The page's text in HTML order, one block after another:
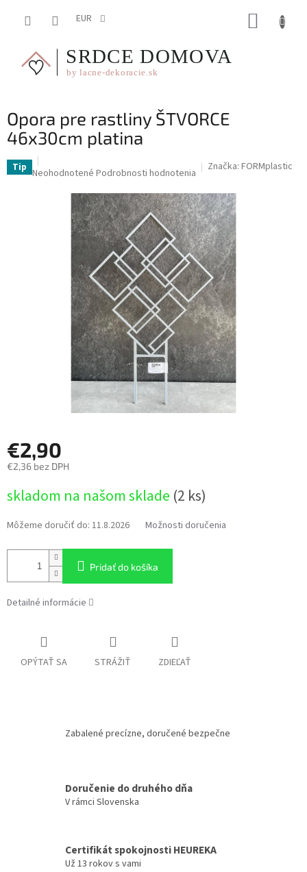
EUR
Opora pre rastliny ŠTVORCE
46x30cm platina
Tip Priemerné
hviezdičiek.
Neohodnotené Podrobnosti hodnotenia Značka: FORMplastic
€2,90
€2,36 bez DPH
cena:
skladom na našom sklade (2 ks)
Môžeme doručiť do: 11.8.2026 Možnosti doručenia
Pridať do košíka
Detailné informácie
OPÝTAŤ SA STRÁŽIŤ ZDIEĽAŤ
Zabalené precízne, doručené bezpečne
Doručenie do druhého dňa
V rámci Slovenska
Certifikát spokojnosti HEUREKA
Už 13 rokov s vami